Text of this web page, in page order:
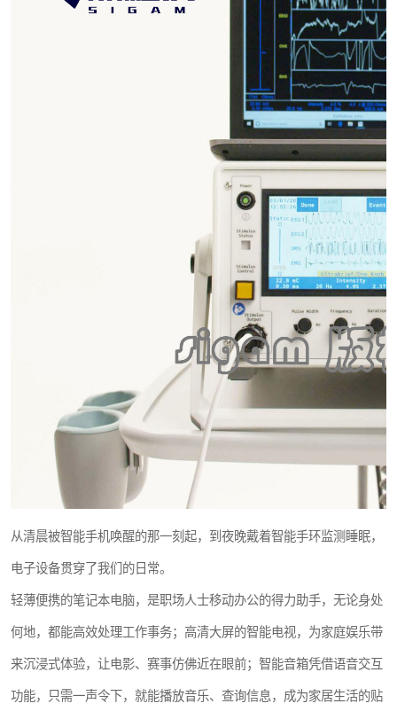
从清晨被智能手机唤醒的那一刻起，到夜晚戴着智能手环监测睡眠，
电子设备贯穿了我们的日常。
轻薄便携的笔记本电脑，是职场人士移动办公的得力助手，无论身处
何地，都能高效处理工作事务；高清大屏的智能电视，为家庭娱乐带
来沉浸式体验，让电影、赛事仿佛近在眼前；智能音箱凭借语音交互
功能，只需一声令下，就能播放音乐、查询信息，成为家居生活的贴